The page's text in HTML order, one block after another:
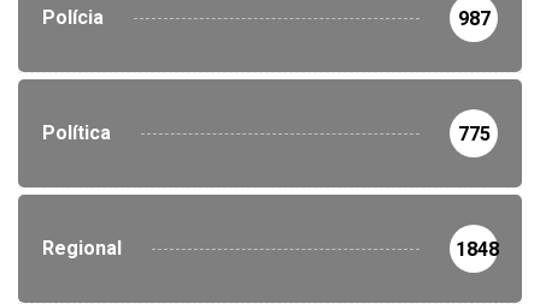
Polícia 987
Política 775
Regional 1848